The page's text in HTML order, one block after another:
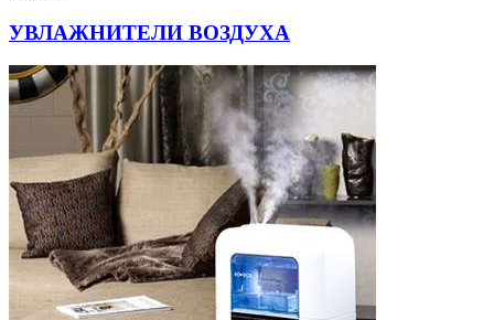
УВЛАЖНИТЕЛИ ВОЗДУХА